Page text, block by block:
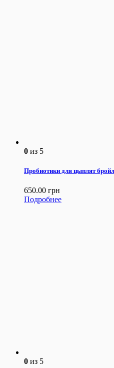
0 из 5
Пробиотики для цыплят
650.00 грн
Подробнее
0 из 5